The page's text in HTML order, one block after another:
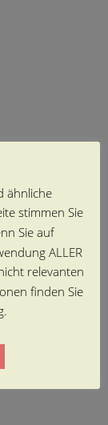
ähnliche
stimmen Sie
Sie auf
ALLER
relevanten
finden Sie